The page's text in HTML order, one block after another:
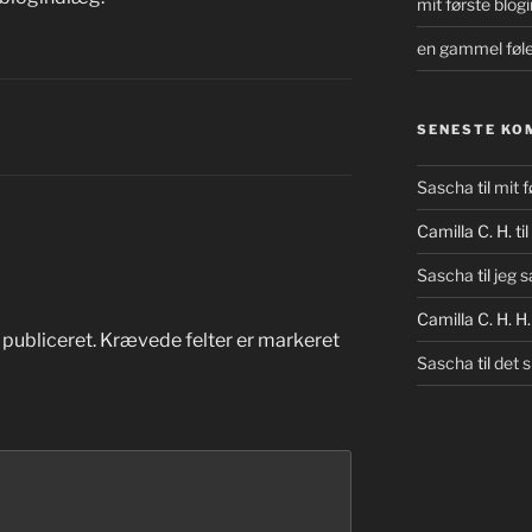
Krævede felter er markeret
mit første
en gammel
SENESTE
Sascha til mit
Camilla C. H. til
Sascha til jeg
Camilla C. H. H.
Sascha tildet